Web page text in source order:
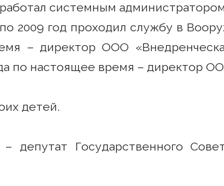
работал системным
2009 год проходил службу в
– директор ООО
по настоящее время – директор
детей.
депутат Государственного